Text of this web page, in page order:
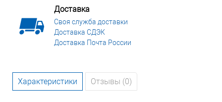
Доставка
Своя служба доставки
Доставка СДЭК
Доставка Почта России
Характеристики Отзывы (0)